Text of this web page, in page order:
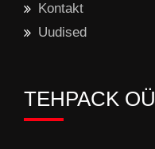
Kontakt
Uudised
TEHPACK OÜ